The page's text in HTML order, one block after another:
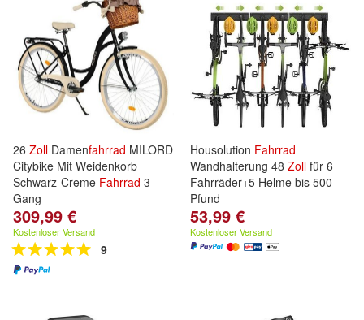
26 Zoll Damenfahrrad MILORD
Citybike Mit Weidenkorb
Schwarz-Creme Fahrrad 3
Gang
309,99 €
Kostenloser Versand
9
Housolution Fahrrad
Wandhalterung 48 Zoll für 6
Fahrräder+5 Helme bis 500
Pfund
53,99 €
Kostenloser Versand